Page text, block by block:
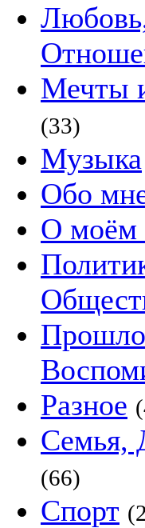
Мечты
(33)
Музыка
Обо
О моём
Разное
Семья,
(66)
Спорт